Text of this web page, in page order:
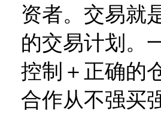
资者。交易就
的交易计划。
控制＋正确的
合作从不强买